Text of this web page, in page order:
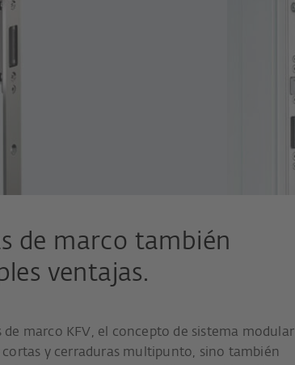
de marco también
ventajas.
marco KFV, el concepto de sistema modular
y cerraduras multipunto, sino también